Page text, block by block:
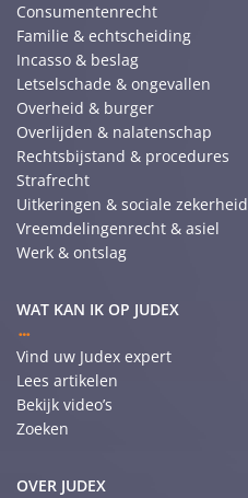
Consumentenrecht
Familie & echtscheiding
Incasso & beslag
Letselschade & ongevallen
Overheid & burger
Overlijden & nalatenschap
Rechtsbijstand & procedures
Strafrecht
Uitkeringen & sociale zekerheid
Vreemdelingenrecht & asiel
Werk & ontslag
WAT KAN IK OP JUDEX
Vind uw Judex expert
Lees artikelen
Bekijk video’s
Zoeken
OVER JUDEX